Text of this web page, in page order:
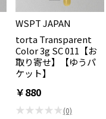
WSPT JAPAN
torta Transparent
Color 3g SC 011【お
取り寄せ】【ゆうパ
ケット】
￥880
★★★★★(0)